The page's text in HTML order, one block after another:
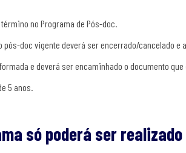
no Programa de Pós-doc.
doc vigente deverá ser encerrado/cancelado e
e deverá ser encaminhado o documento
5 anos.
só poderá ser